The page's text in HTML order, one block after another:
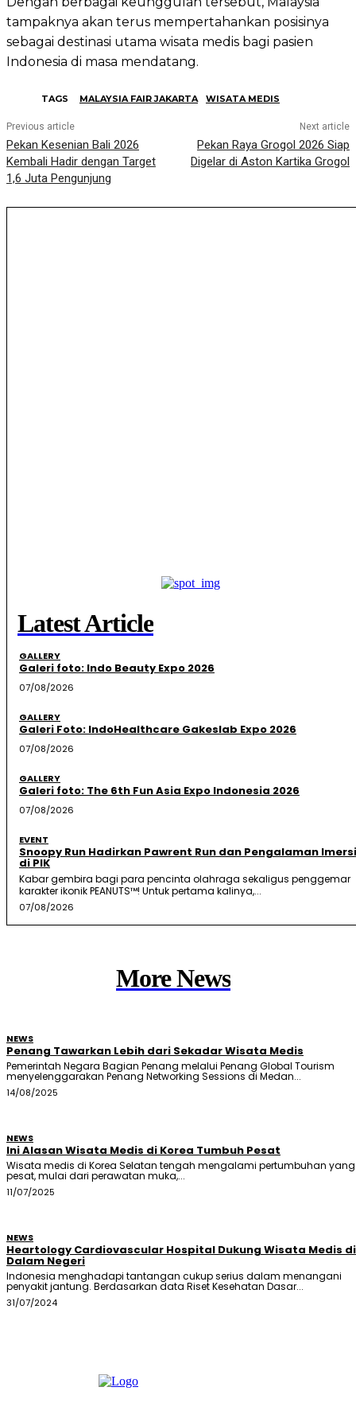
tampaknya akan terus mempertahankan posisinya
sebagai destinasi utama wisata medis bagi pasien
Indonesia di masa mendatang.
TAGS MALAYSIA FAIR JAKARTA WISATA MEDIS
Previous article
Pekan Kesenian Bali 2026
Kembali Hadir dengan Target
1,6 Juta Pengunjung
Next article
Pekan Raya Grogol 2026 Siap
Digelar di Aston Kartika Grogol
Latest Article
GALLERY
Galeri foto: Indo Beauty Expo 2026
07/08/2026
GALLERY
Galeri Foto: IndoHealthcare Gakeslab Expo 2026
07/08/2026
GALLERY
Galeri foto: The 6th Fun Asia Expo Indonesia 2026
07/08/2026
EVENT
Snoopy Run Hadirkan Pawrent Run dan Pengalaman
di PIK
Kabar gembira bagi para pencinta olahraga sekaligus penggemar
karakter ikonik PEANUTS™! Untuk pertama kalinya,...
07/08/2026
More News
NEWS
Penang Tawarkan Lebih dari Sekadar Wisata Medis
Pemerintah Negara Bagian Penang melalui Penang Global Tourism
menyelenggarakan Penang Networking Sessions di Medan...
14/08/2025
NEWS
Ini Alasan Wisata Medis di Korea Tumbuh Pesat
Wisata medis di Korea Selatan tengah mengalami pertumbuhan yang
pesat, mulai dari perawatan muka,...
11/07/2025
NEWS
Heartology Cardiovascular Hospital Dukung Wisata Medis di
Dalam Negeri
Indonesia menghadapi tantangan cukup serius dalam menangani
penyakit jantung. Berdasarkan data Riset Kesehatan Dasar...
31/07/2024